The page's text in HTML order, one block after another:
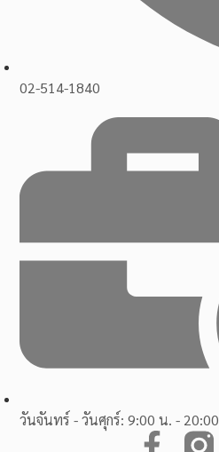
02-514-1840
วันจันทร์ - วันศุกร์: 9:00 น. - 20:00